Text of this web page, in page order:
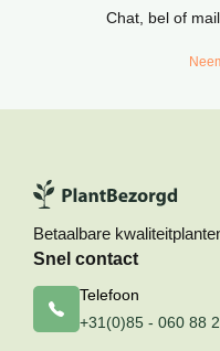
Chat, bel of
Betaalbare
Snel contact
Telefoon
+31(0)85 - 060 88